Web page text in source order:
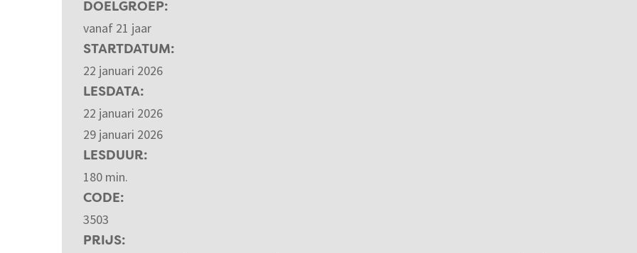
DOELGROEP
vanaf 21 jaar
STARTDATUM
22 januari 2026
LESDATA
22 januari 2026
29 januari 2026
LESDUUR
180 min.
CODE
3503
PRIJS